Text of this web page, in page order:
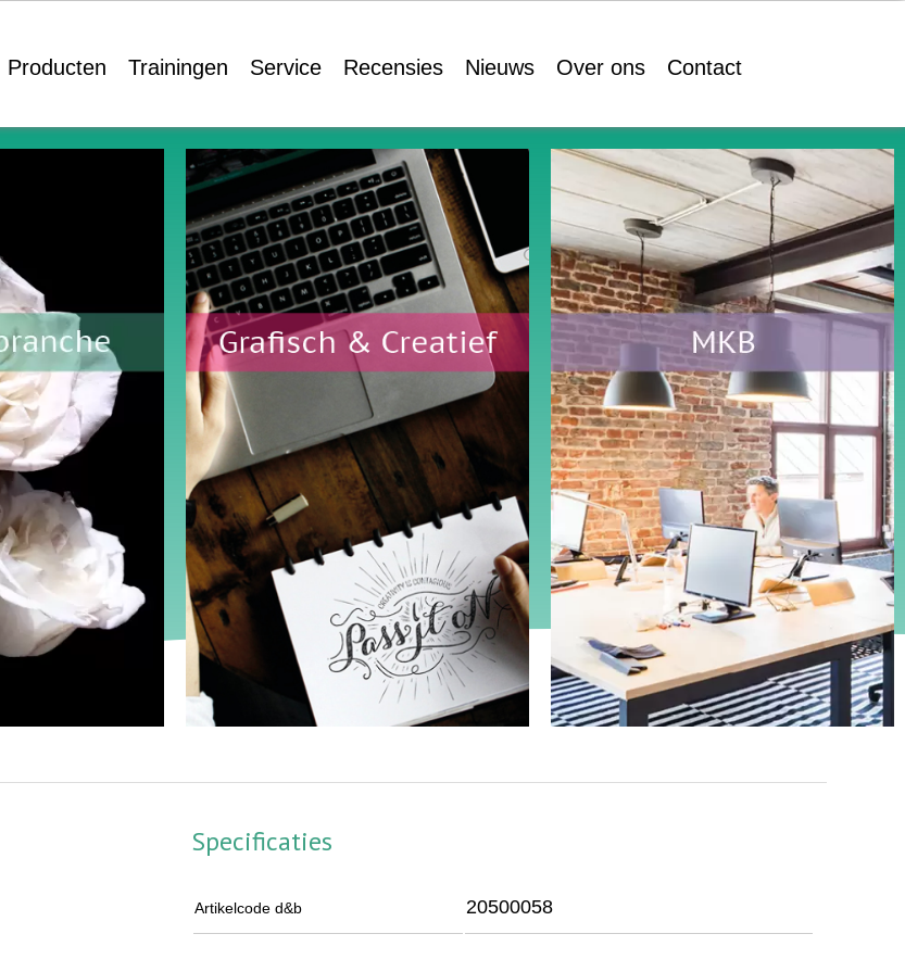
Producten Trainingen Service Recensies Nieuws Over ons Contact
Specificaties
Artikelcode d&b 20500058